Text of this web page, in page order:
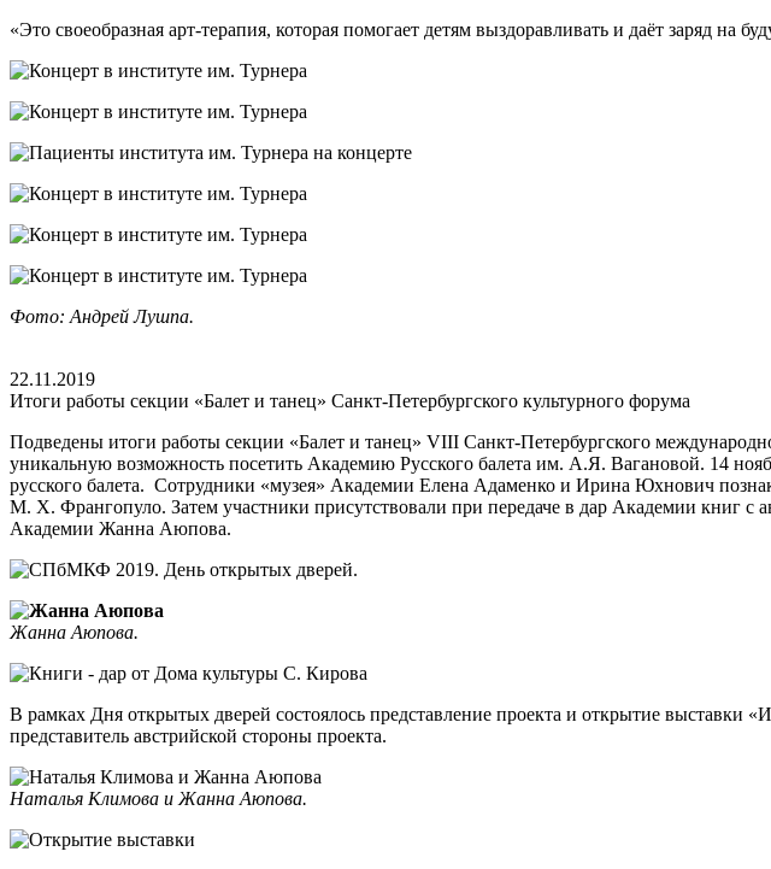
«Это своеобразная арт-терапия, которая помогает детям выздоравливать и даёт заряд на
Фото: Андрей Лушпа.
22.11.2019
Итоги работы секции «Балет и танец» Санкт-Петербургского культурного форума
Подведены итоги работы секции «Балет и танец» VIII Санкт-Петербургского
уникальную возможность посетить Академию Русского балета им. А.Я. Вагановой. 14
русского балета. Сотрудники «музея» Академии Елена Адаменко и Ирина Юхнович
М. Х. Франгопуло. Затем участники присутствовали при передаче в дар Академии книг
Академии Жанна Аюпова.
Жанна Аюпова.
В рамках Дня открытых дверей состоялось представление проекта и открытие
представитель австрийской стороны проекта.
Наталья Климова и Жанна Аюпова.